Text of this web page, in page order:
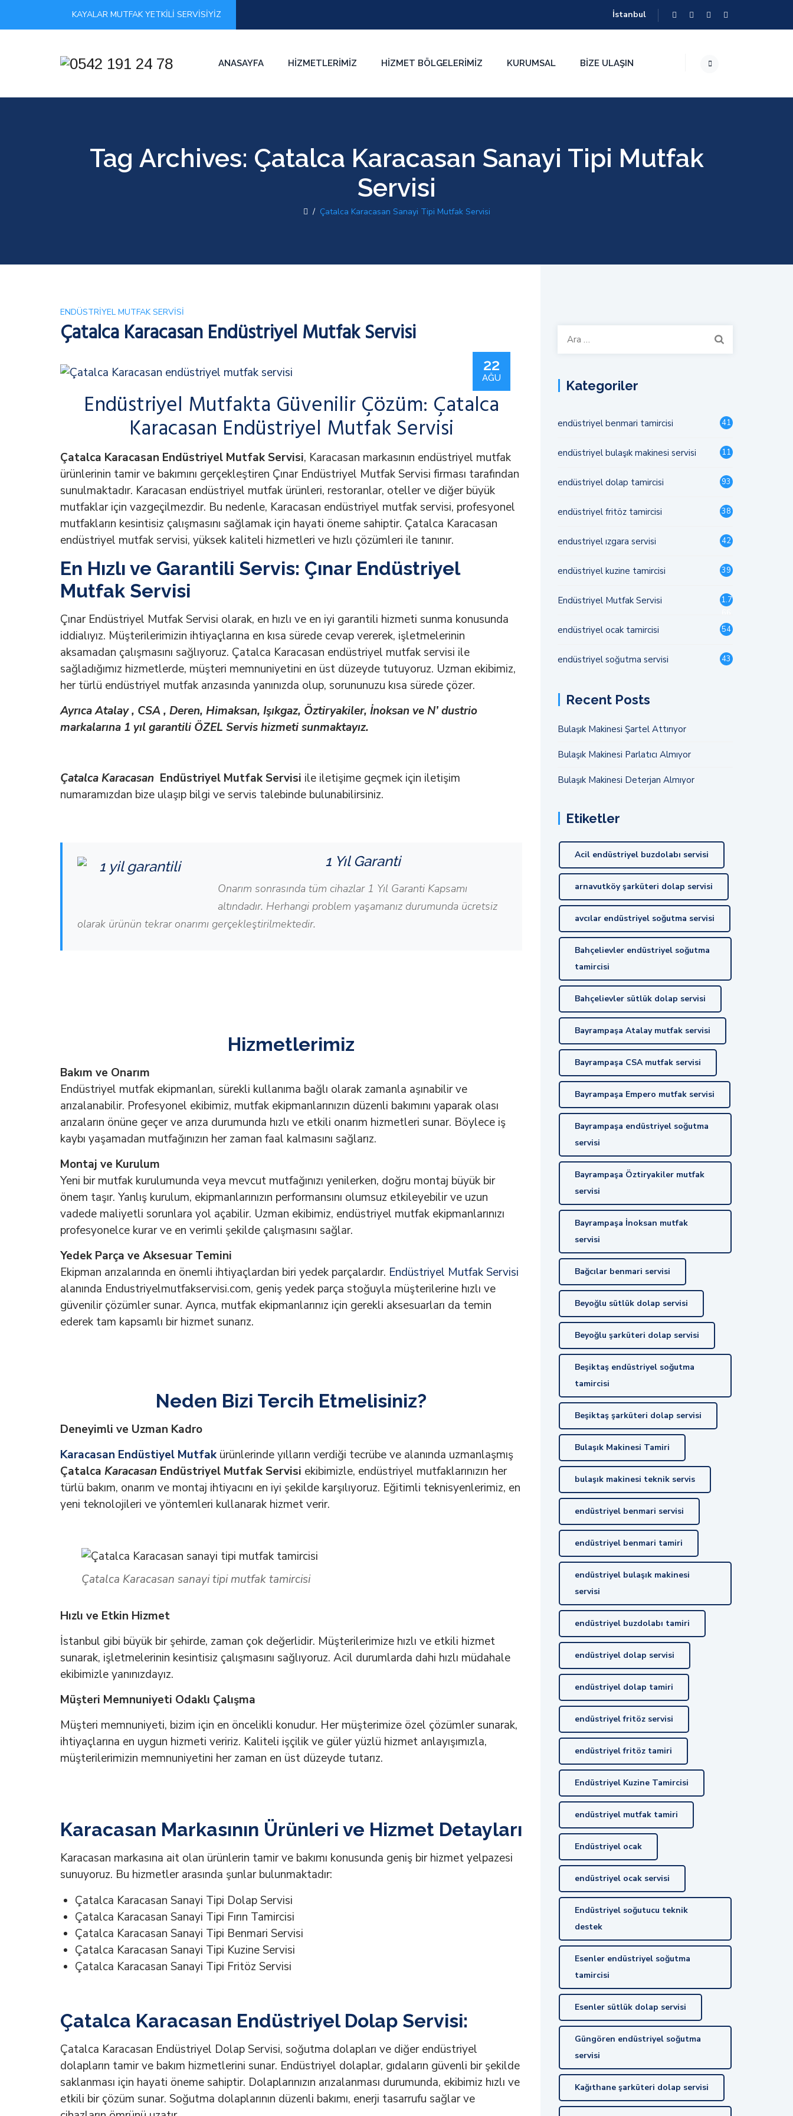
KAYALAR MUTFAK YETKİLİ SERVİSİYİZ İstanbul
ANASAYFA HIZMETLERIMIZ HIZMET BÖLGELERIMIZ KURUMSAL BIZE ULAŞIN
Tag Archives: Çatalca Karacasan Sanayi Tipi Mutfak
Servisi
/ Çatalca Karacasan Sanayi Tipi Mutfak Servisi
ENDÜSTRIYEL MUTFAK SERVISI
Çatalca Karacasan Endüstriyel Mutfak Servisi
22
AĞU
Endüstriyel Mutfakta Güvenilir Çözüm: Çatalca
Karacasan Endüstriyel Mutfak Servisi
Çatalca Karacasan Endüstriyel Mutfak Servisi, Karacasan markasının endüstriyel mutfak
ürünlerinin tamir ve bakımını gerçekleştiren Çınar Endüstriyel Mutfak Servisi firması tarafından
sunulmaktadır. Karacasan endüstriyel mutfak ürünleri, restoranlar, oteller ve diğer büyük
mutfaklar için vazgeçilmezdir. Bu nedenle, Karacasan endüstriyel mutfak servisi, profesyonel
mutfakların kesintisiz çalışmasını sağlamak için hayati öneme sahiptir. Çatalca Karacasan
endüstriyel mutfak servisi, yüksek kaliteli hizmetleri ve hızlı çözümleri ile tanınır.
En Hızlı ve Garantili Servis: Çınar Endüstriyel
Mutfak Servisi
Çınar Endüstriyel Mutfak Servisi olarak, en hızlı ve en iyi garantili hizmeti sunma konusunda
iddialıyız. Müşterilerimizin ihtiyaçlarına en kısa sürede cevap vererek, işletmelerinin
aksamadan çalışmasını sağlıyoruz. Çatalca Karacasan endüstriyel mutfak servisi ile
sağladığımız hizmetlerde, müşteri memnuniyetini en üst düzeyde tutuyoruz. Uzman ekibimiz,
her türlü endüstriyel mutfak arızasında yanınızda olup, sorununuzu kısa sürede çözer.
Ayrıca Atalay , CSA , Deren, Himaksan, Işıkgaz, Öztiryakiler, İnoksan ve N’ dustrio
markalarına 1 yıl garantili ÖZEL Servis hizmeti sunmaktayız.
Çatalca Karacasan Endüstriyel Mutfak Servisi ile iletişime geçmek için iletişim
numaramızdan bize ulaşıp bilgi ve servis talebinde bulunabilirsiniz.
1 Yıl Garanti
Onarım sonrasında tüm cihazlar 1 Yıl Garanti Kapsamı
altındadır. Herhangi problem yaşamanız durumunda ücretsiz
olarak ürünün tekrar onarımı gerçekleştirilmektedir.
Hizmetlerimiz
Bakım ve Onarım
Endüstriyel mutfak ekipmanları, sürekli kullanıma bağlı olarak zamanla aşınabilir ve
arızalanabilir. Profesyonel ekibimiz, mutfak ekipmanlarınızın düzenli bakımını yaparak olası
arızaların önüne geçer ve arıza durumunda hızlı ve etkili onarım hizmetleri sunar. Böylece iş
kaybı yaşamadan mutfağınızın her zaman faal kalmasını sağlarız.
Montaj ve Kurulum
Yeni bir mutfak kurulumunda veya mevcut mutfağınızı yenilerken, doğru montaj büyük bir
önem taşır. Yanlış kurulum, ekipmanlarınızın performansını olumsuz etkileyebilir ve uzun
vadede maliyetli sorunlara yol açabilir. Uzman ekibimiz, endüstriyel mutfak ekipmanlarınızı
profesyonelce kurar ve en verimli şekilde çalışmasını sağlar.
Yedek Parça ve Aksesuar Temini
Ekipman arızalarında en önemli ihtiyaçlardan biri yedek parçalardır. Endüstriyel Mutfak Servisi
alanında Endustriyelmutfakservisi.com, geniş yedek parça stoğuyla müşterilerine hızlı ve
güvenilir çözümler sunar. Ayrıca, mutfak ekipmanlarınız için gerekli aksesuarları da temin
ederek tam kapsamlı bir hizmet sunarız.
Neden Bizi Tercih Etmelisiniz?
Deneyimli ve Uzman Kadro
Karacasan Endüstiyel Mutfakürünlerinde yılların verdiği tecrübe ve alanında uzmanlaşmış
Çatalca Karacasan Endüstriyel Mutfak Servisi ekibimizle, endüstriyel mutfaklarınızın her
türlü bakım, onarım ve montaj ihtiyacını en iyi şekilde karşılıyoruz. Eğitimli teknisyenlerimiz, en
yeni teknolojileri ve yöntemleri kullanarak hizmet verir.
Çatalca Karacasan sanayi tipi mutfak tamircisi
Hızlı ve Etkin Hizmet
İstanbul gibi büyük bir şehirde, zaman çok değerlidir. Müşterilerimize hızlı ve etkili hizmet
sunarak, işletmelerinin kesintisiz çalışmasını sağlıyoruz. Acil durumlarda dahi hızlı müdahale
ekibimizle yanınızdayız.
Müşteri Memnuniyeti Odaklı Çalışma
Müşteri memnuniyeti, bizim için en öncelikli konudur. Her müşterimize özel çözümler sunarak,
ihtiyaçlarına en uygun hizmeti veririz. Kaliteli işçilik ve güler yüzlü hizmet anlayışımızla,
müşterilerimizin memnuniyetini her zaman en üst düzeyde tutarız.
Karacasan Markasının Ürünleri ve Hizmet Detayları
Karacasan markasına ait olan ürünlerin tamir ve bakımı konusunda geniş bir hizmet yelpazesi
sunuyoruz. Bu hizmetler arasında şunlar bulunmaktadır:
Çatalca Karacasan Sanayi Tipi Dolap Servisi
Çatalca Karacasan Sanayi Tipi Fırın Tamircisi
Çatalca Karacasan Sanayi Tipi Benmari Servisi
Çatalca Karacasan Sanayi Tipi Kuzine Servisi
Çatalca Karacasan Sanayi Tipi Fritöz Servisi
Çatalca Karacasan Endüstriyel Dolap Servisi:
Çatalca Karacasan Endüstriyel Dolap Servisi, soğutma dolapları ve diğer endüstriyel
dolapların tamir ve bakım hizmetlerini sunar. Endüstriyel dolaplar, gıdaların güvenli bir şekilde
saklanması için hayati öneme sahiptir. Dolaplarınızın arızalanması durumunda, ekibimiz hızlı ve
etkili bir çözüm sunar. Soğutma dolaplarının düzenli bakımı, enerji tasarrufu sağlar ve
Arama:
Kategoriler
endüstriyel benmari tamircisi 41
endüstriyel bulaşık makinesi servisi 11
endüstriyel dolap tamircisi 93
endüstriyel fritöz tamircisi 38
endustriyel ızgara servisi 42
endüstriyel kuzine tamircisi 39
Endüstriyel Mutfak Servisi
1.7
endüstriyel ocak tamircisi 54
endüstriyel soğutma servisi 43
Recent Posts
Bulaşık Makinesi Şartel Attırıyor
Bulaşık Makinesi Parlatıcı Almıyor
Bulaşık Makinesi Deterjan Almıyor
Etiketler
Acil endüstriyel buzdolabı servisi
arnavutköy şarküteri dolap servisi
avcılar endüstriyel soğutma servisi
Bahçelievler endüstriyel soğutma
tamircisi
Bahçelievler sütlük dolap servisi
Bayrampaşa Atalay mutfak servisi
Bayrampaşa CSA mutfak servisi
Bayrampaşa Empero mutfak servisi
Bayrampaşa endüstriyel soğutma
servisi
Bayrampaşa Öztiryakiler mutfak
servisi
Bayrampaşa İnoksan mutfak
servisi
Bağcılar benmari servisi
Beyoğlu sütlük dolap servisi
Beyoğlu şarküteri dolap servisi
Beşiktaş endüstriyel soğutma
tamircisi
Beşiktaş şarküteri dolap servisi
Bulaşık Makinesi Tamiri
bulaşık makinesi teknik servis
endüstriyel benmari servisi
endüstriyel benmari tamiri
endüstriyel bulaşık makinesi
servisi
endüstriyel buzdolabı tamiri
endüstriyel dolap servisi
endüstriyel dolap tamiri
endüstriyel fritöz servisi
endüstriyel fritöz tamiri
Endüstriyel Kuzine Tamircisi
endüstriyel mutfak tamiri
Endüstriyel ocak
endüstriyel ocak servisi
Endüstriyel soğutucu teknik
destek
Esenler endüstriyel soğutma
tamircisi
Esenler sütlük dolap servisi
Güngören endüstriyel soğutma
servisi
Kağıthane şarküteri dolap servisi